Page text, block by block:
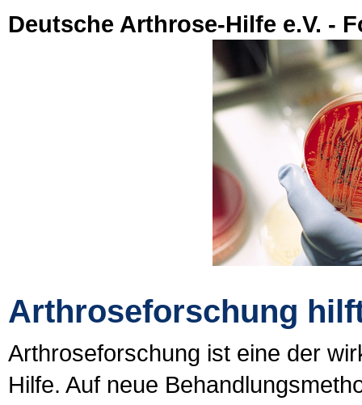
Deutsche Arthrose-Hilfe e.V. -
Arthroseforschung
Arthroseforschung ist eine der
Hilfe. Auf neue